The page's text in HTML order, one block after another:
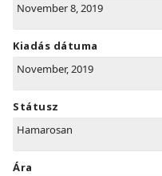
November 8, 2019
Kiadás dátuma
November, 2019
Státusz
Hamarosan
Ára